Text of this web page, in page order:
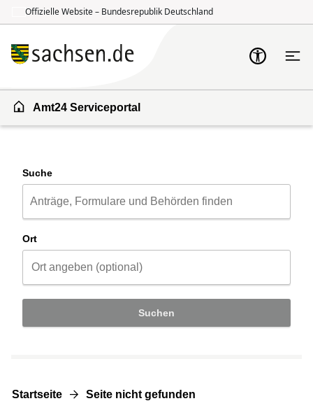
Offizielle Website – Bundesrepublik Deutschland
Amt24 Serviceportal
Suche
Ort
Suchen
Startseite Seite nicht gefunden